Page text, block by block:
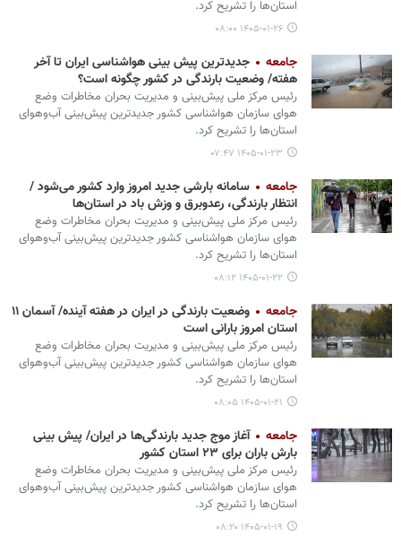
استان‌ها را تشریح کرد.
۱۴۰۵-۰۱-۲۶ ۰۸:۰۰
جامعه
جدیدترین پیش بینی هواشناسی ایران تا آخر
هفته/ وضعیت بارندگی در کشور چگونه است؟
رئیس مرکز ملی پیش‌بینی و مدیریت بحران مخاطرات وضع
هوای سازمان هواشناسی کشور جدیدترین پیش‌بینی آب‌وهوای
استان‌ها را تشریح کرد.
۱۴۰۵-۰۱-۲۳ ۰۷:۴۷
جامعه
سامانه بارشی جدید امروز وارد کشور می‌شود /
انتظار بارندگی، رعدوبرق و وزش باد در استان‌ها
رئیس مرکز ملی پیش‌بینی و مدیریت بحران مخاطرات وضع
هوای سازمان هواشناسی کشور جدیدترین پیش‌بینی آب‌وهوای
استان‌ها را تشریح کرد.
۱۴۰۵-۰۱-۲۲ ۰۸:۱۲
جامعه
وضعیت بارندگی در ایران در هفته آینده/ آسمان ۱۱
استان امروز بارانی است
رئیس مرکز ملی پیش‌بینی و مدیریت بحران مخاطرات وضع
هوای سازمان هواشناسی کشور جدیدترین پیش‌بینی آب‌وهوای
استان‌ها را تشریح کرد.
۱۴۰۵-۰۱-۲۱ ۰۸:۰۵
جامعه
آغاز موج جدید بارندگی‌ها در ایران/ پیش بینی
بارش باران برای ۲۳ استان کشور
رئیس مرکز ملی پیش‌بینی و مدیریت بحران مخاطرات وضع
هوای سازمان هواشناسی کشور جدیدترین پیش‌بینی آب‌وهوای
استان‌ها را تشریح کرد.
۱۴۰۵-۰۱-۱۹ ۰۸:۲۰